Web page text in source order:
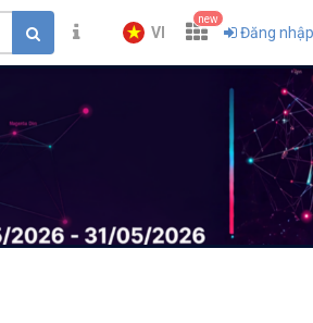
VI
new
Đăng